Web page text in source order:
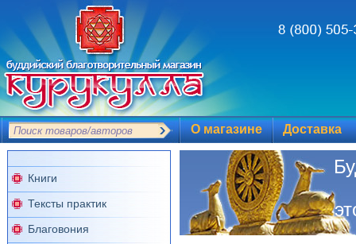
О магазине Доставка
Книги
Тексты практик
Благовония